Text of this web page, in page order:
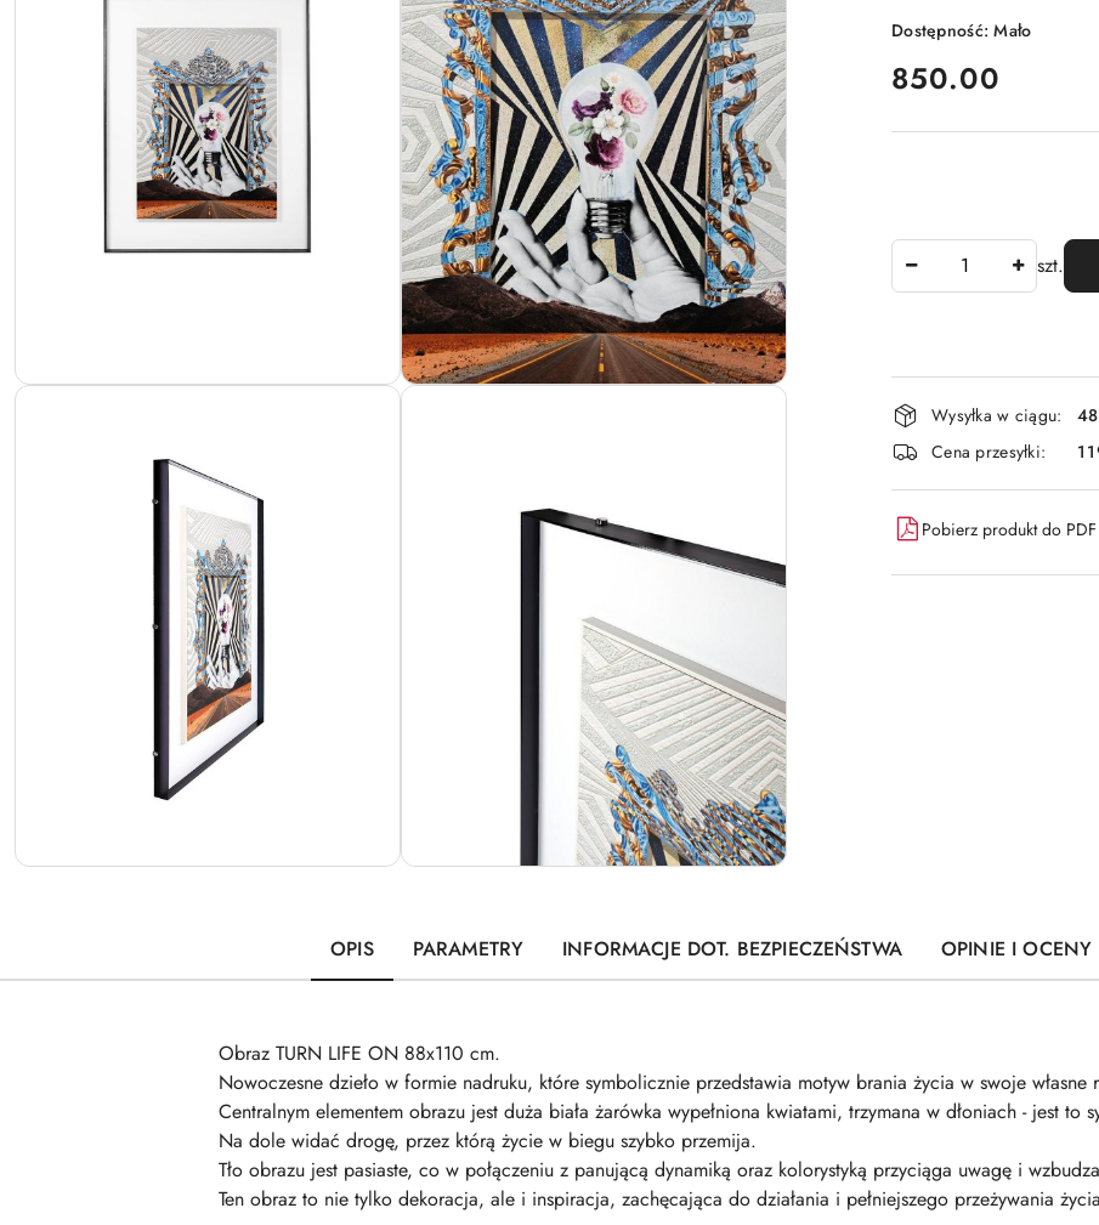
Dostępność:Mało
cena:
850.00
szt.
Dostępność
i
dostawa
Wysyłka w ciągu:
Cena przesyłki:
Pobierz produkt do PDF
OPIS PARAMETRY INFORMACJE DOT. BEZPIECZEŃSTWA OPINIE I OCENY
Obraz TURN LIFE ON 88x110 cm.
Nowoczesne dzieło w formie nadruku, które symbolicznie przedstawia motyw brania życia w swoje własne
Centralnym elementem obrazu jest duża biała żarówka wypełniona kwiatami, trzymana w dłoniach - jest to
Na dole widać drogę, przez którą życie w biegu szybko przemija.
Tło obrazu jest pasiaste, co w połączeniu z panującą dynamiką oraz kolorystyką przyciąga uwagę i
Ten obraz to nie tylko dekoracja, ale i inspiracja, zachęcająca do działania i pełniejszego przeżywania